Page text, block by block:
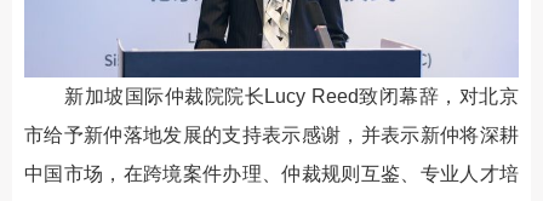
新加坡国际仲裁院院长Lucy Reed致闭幕辞，对北京
市给予新仲落地发展的支持表示感谢，并表示新仲将深耕
中国市场，在跨境案件办理、仲裁规则互鉴、专业人才培